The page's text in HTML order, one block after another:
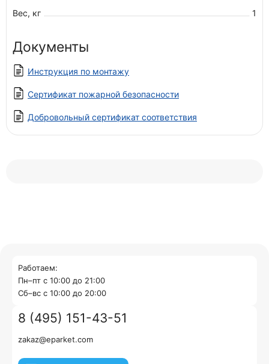
Вес, кг
1
Документы
Инструкция по монтажу
Сертификат пожарной безопасности
Добровольный сертификат соответствия
Работаем:
Пн–пт с 10:00 до 21:00
Cб–вс с 10:00 до 20:00
8 (495) 151-43-51
zakaz@eparket.com